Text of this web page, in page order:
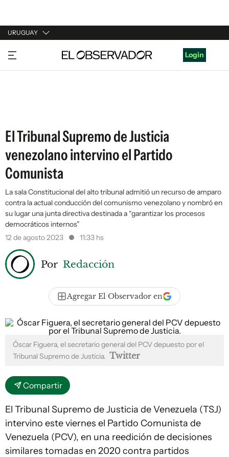
URUGUAY
URUGUAY
ARGENTINA
Login
El Tribunal Supremo de Justicia
venezolano intervino el Partido
Comunista
La sala Constitucional del alto tribunal admitió un recurso de amparo
contra la actual conducción del comunismo venezolano y nombró en
su lugar una junta directiva destinada a “garantizar los procesos
democráticos internos”
12 de agosto 2023
11:33 hs
Por Redacción
Agregar El Observador en
Óscar Figuera, el secretario general del PCV depuesto por el
Tribunal Supremo de Justicia. Twitter
Compartir
El Tribunal Supremo de Justicia de Venezuela (TSJ)
intervino este viernes el Partido Comunista de
Venezuela (PCV), en una reedición de decisiones
similares tomadas en 2020 contra partidos